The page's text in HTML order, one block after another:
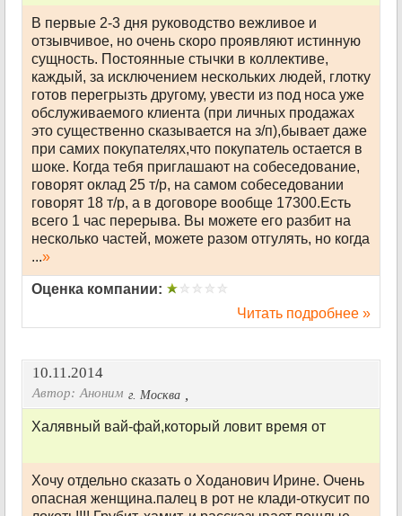
В первые 2-3 дня руководство вежливое и
отзывчивое, но очень скоро проявляют истинную
сущность. Постоянные стычки в коллективе,
каждый, за исключением нескольких людей, глотку
готов перегрызть другому, увести из под носа уже
обслуживаемого клиента (при личных продажах
это существенно сказывается на з/п),бывает даже
при самих покупателях,что покупатель остается в
шоке. Когда тебя приглашают на собеседование,
говорят оклад 25 т/р, на самом собеседовании
говорят 18 т/р, а в договоре вообще 17300.Есть
всего 1 час перерыва. Вы можете его разбит на
несколько частей, можете разом отгулять, но когда
...»
Оценка компании:
Читать подробнее »
10.11.2014
Автор: Аноним ,
г. Москва
Халявный вай-фай,который ловит время от
Хочу отдельно сказать о Ходанович Ирине. Очень
опасная женщина.палец в рот не клади-откусит по